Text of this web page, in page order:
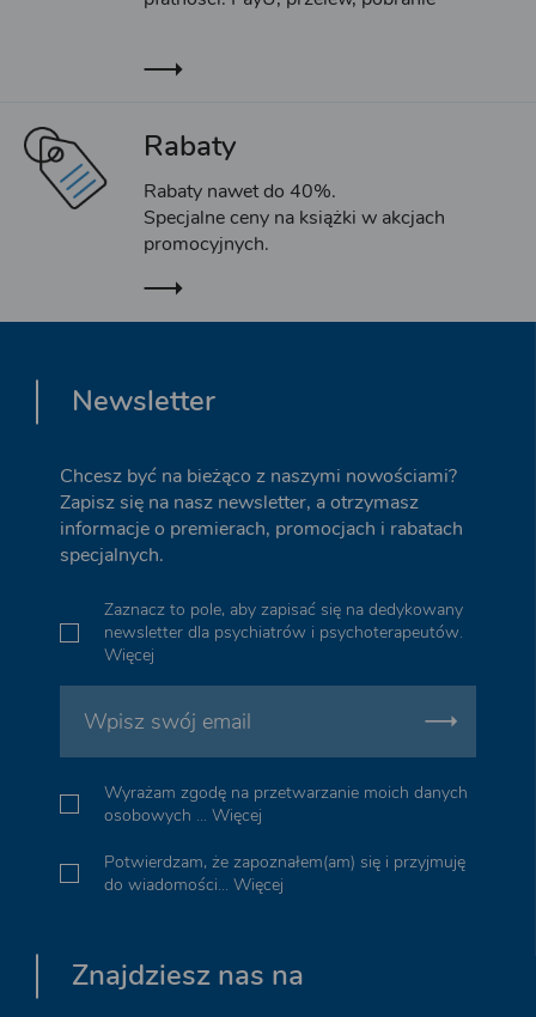
Rabaty
Rabaty nawet do 40%.
Specjalne ceny na książki w akcjach
promocyjnych.
Newsletter
Chcesz być na bieżąco z naszymi nowościami?
Zapisz się na nasz newsletter, a otrzymasz
informacje o premierach, promocjach i rabatach
specjalnych.
Zaznacz to pole, aby zapisać się na dedykowany
newsletter dla psychiatrów i psychoterapeutów.
Więcej
Wyrażam zgodę na przetwarzanie moich danych
osobowych ... Więcej
Potwierdzam, że zapoznałem(am) się i przyjmuję
do wiadomości... Więcej
Znajdziesz nas na